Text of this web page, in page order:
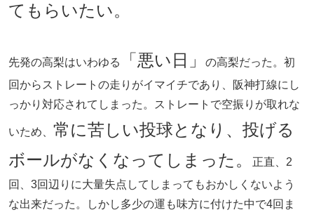
てもらいたい。
先発の高梨はいわゆる 「悪い日」
の高梨だった。初
回からストレートの走りがイマイチであり、阪神打線にし
っかり対応されてしまった。ストレートで空振りが取れな
いため、 常に苦しい投球となり、投げる
ボールがなくなってしまった。
正直、2
回、3回辺りに大量失点してしまってもおかしくないよう
な出来だった。しかし多少の運も味方に付けた中で4回ま